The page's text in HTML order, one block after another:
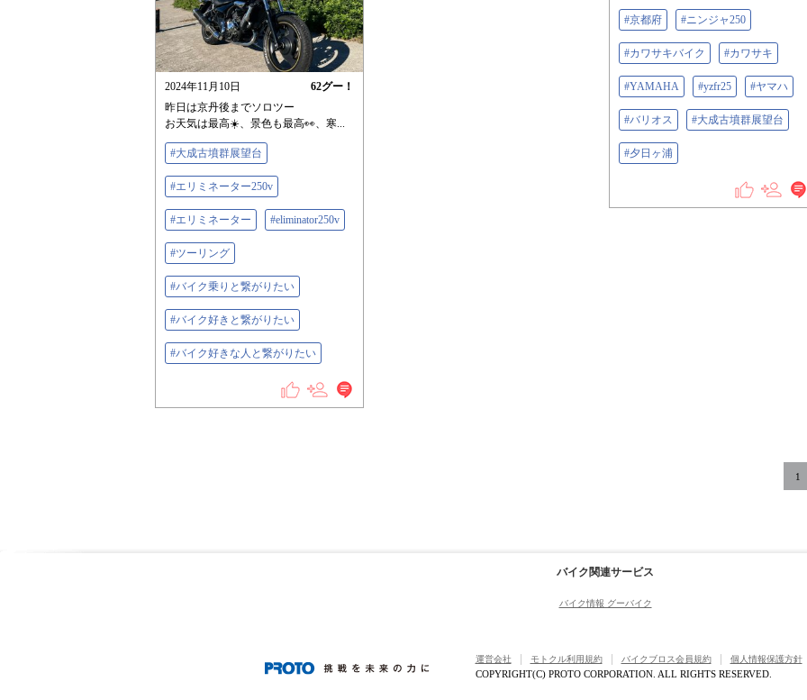
#京都府 #ニンジャ250
#カワサキバイク #カワサキ
#YAMAHA #yzfr25 #ヤマハ
#バリオス #大成古墳群展望台
#夕日ヶ浦
2024年11月10日 62グー！
昨日は京丹後までソロツー
お天気は最高☀️、景色も最高👀、寒...
#大成古墳群展望台
#エリミネーター250v
#エリミネーター #eliminator250v
#ツーリング
#バイク乗りと繋がりたい
#バイク好きと繋がりたい
#バイク好きな人と繋がりたい
1
バイク関連サービス
バイク情報 グーバイク
運営会社 モトクル利用規約 バイクブロス会員規約 個人情報保護方針
COPYRIGHT(C) PROTO CORPORATION. ALL RIGHTS RESERVED.